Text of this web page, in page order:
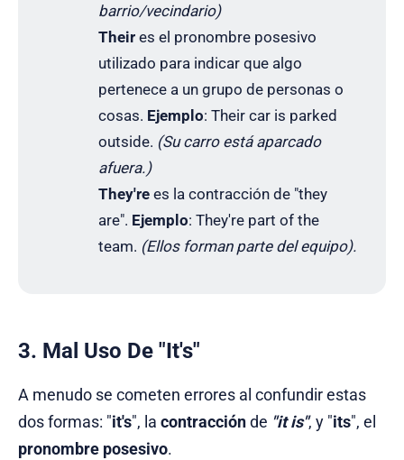
barrio/vecindario)
Their es el pronombre posesivo
utilizado para indicar que algo
pertenece a un grupo de personas o
cosas. Ejemplo: Their car is parked
outside. (Su carro está aparcado
afuera.)
They're es la contracción de "they
are". Ejemplo: They're part of the
team. (Ellos forman parte del equipo).
3. Mal Uso De "It's"
A menudo se cometen errores al confundir estas
dos formas: "it's", la contracciónde "it is", y "its", el
pronombre posesivo.